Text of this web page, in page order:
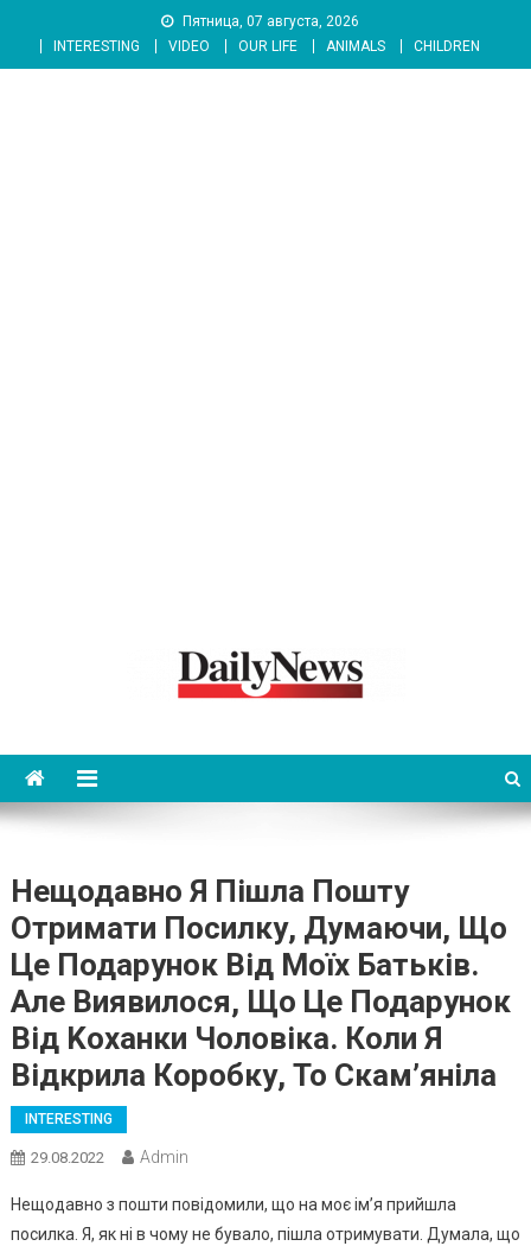
content
Пятница, 07 августа, 2026
INTERESTING
VIDEO OUR LIFE ANIMALS CHILDREN
Нещодавно Я Пішла Пошту
Отримати Посилку, Думаючи, Що
Це Подарунок Від Моїх Батьків.
Але Виявилося, Що Це Подарунок
Від Kоханки Чоловіка. Коли Я
Відкрила Коробку, То Скам’яніла
INTERESTING
29.08.2022 Admin
Нещодавно з пошти повідомили, що на моє ім’я прийшла
посилка. Я, як ні в чому не бувало, пішла отримувати. Думала, що